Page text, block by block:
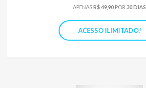
APENASR$ 49,90 POR 30 DIAS
ACESSO ILIMITADO!